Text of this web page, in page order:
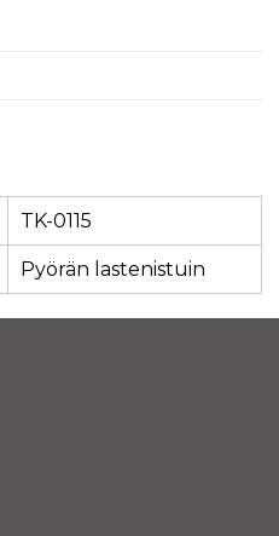
TK-0115
Pyörän lastenistuin